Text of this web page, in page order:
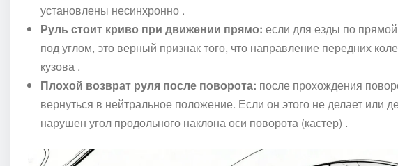
установлены несинхронно .
Руль стоит криво при движении прямо: если для езды по
под углом, это верный признак того, что направление передних
кузова .
Плохой возврат руля после поворота: после прохождения
вернуться в нейтральное положение. Если он этого не делает или
нарушен угол продольного наклона оси поворота (кастер) .